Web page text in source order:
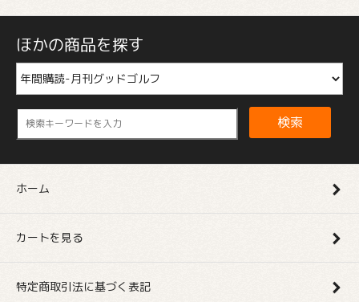
ほかの商品を探す
検索
ホーム
カートを見る
特定商取引法に基づく表記